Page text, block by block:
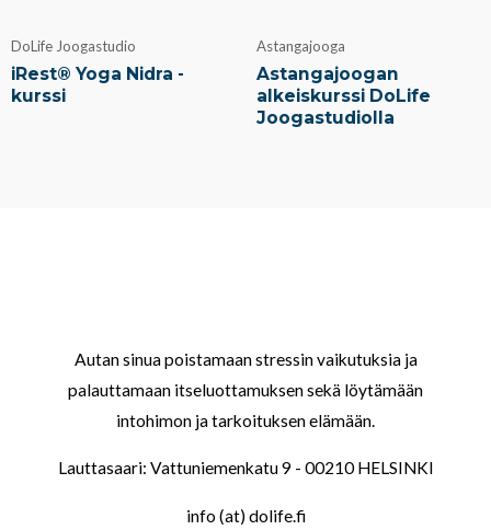
DoLife Joogastudio
iRest® Yoga Nidra -
kurssi
Astangajooga
Astangajoogan
alkeiskurssi DoLife
Joogastudiolla
Autan sinua poistamaan stressin vaikutuksia ja
palauttamaan itseluottamuksen sekä löytämään
intohimon ja tarkoituksen elämään.
Lauttasaari: Vattuniemenkatu 9 - 00210 HELSINKI
info (at) dolife.fi